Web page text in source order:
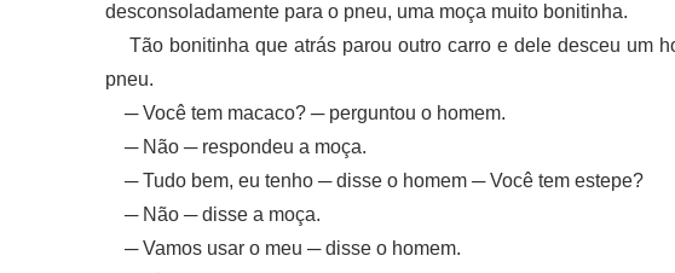
desconsoladamente para o pneu, uma moça muito bonitinha.
Tão bonitinha que atrás parou outro carro e dele desceu um
pneu.
─ Você tem macaco? ─ perguntou o homem.
─ Não ─ respondeu a moça.
─ Tudo bem, eu tenho ─ disse o homem ─ Você tem estepe?
─ Não ─ disse a moça.
─ Vamos usar o meu ─ disse o homem.